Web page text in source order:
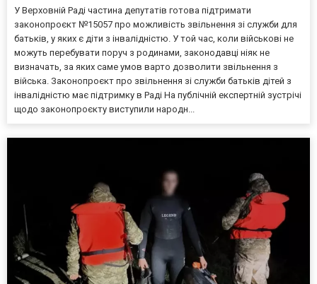
У Верховній Раді частина депутатів готова підтримати
законопроєкт №15057 про можливість звільнення зі служби для
батьків, у яких є діти з інвалідністю. У той час, коли військові не
можуть перебувати поруч з родинами, законодавці ніяк не
визначать, за яких саме умов варто дозволити звільнення з
війська. Законопроєкт про звільнення зі служби батьків дітей з
інвалідністю має підтримку в Раді На публічній експертній зустрічі
щодо законопроєкту виступили народн...